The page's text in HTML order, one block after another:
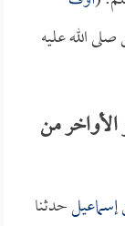
الله عليه
من
حدثنا